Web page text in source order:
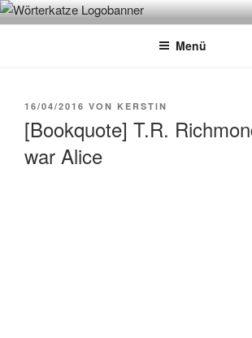
Zum
InhaltWÖRTERKATZE
Von Büchern erzählen
Menü
VERÖFFENTLICHT
16/04/2016 VON KERSTIN
[Bookquote] T.R.
war Alice